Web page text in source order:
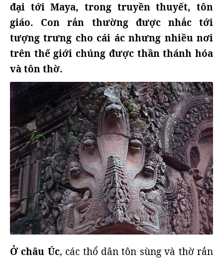
đại tới Maya, trong truyền thuyết, tôn
giáo. Con rắn thường được nhắc tới
tượng trưng cho cái ác nhưng nhiều nơi
trên thế giới chúng được thần thánh hóa
và tôn thờ.
Ở châu Úc, các thổ dân tôn sùng và thờ rắn